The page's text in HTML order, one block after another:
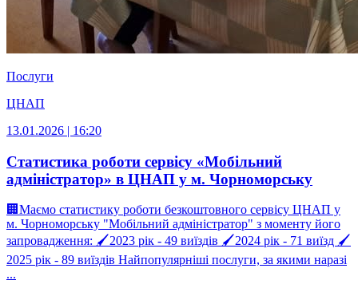
Послуги
ЦНАП
13.01.2026 | 16:20
Статистика роботи сервісу «Мобільний
адміністратор» в ЦНАП у м. Чорноморську
🏢Маємо статистику роботи безкоштовного сервісу ЦНАП у
м. Чорноморську "Мобільний адміністратор" з моменту його
запровадження: 🖌2023 рік - 49 виїздів 🖌2024 рік - 71 виїзд 🖌
2025 рік - 89 виїздів Найпопулярніші послуги, за якими наразі
...